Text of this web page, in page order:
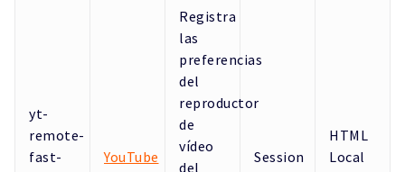
yt-
remote-
fast-
YouTube
Registra
las
preferencias
del
reproductor
de
vídeo
del
Session
HTML
Local